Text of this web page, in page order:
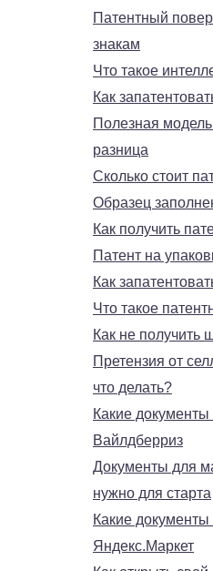
Патентный
знакам
Что такое
Как
Полезная
разница
Сколько стоит
Образец
Как получить
Патент на
Как
Что такое
Как не получить
Претензия от
что делать?
Какие
Вайлдберриз
Документы для
нужно для старта
Какие
Яндекс.Маркет